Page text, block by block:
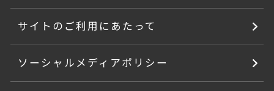
サイトのご利用にあたって
ソーシャルメディアポリシー